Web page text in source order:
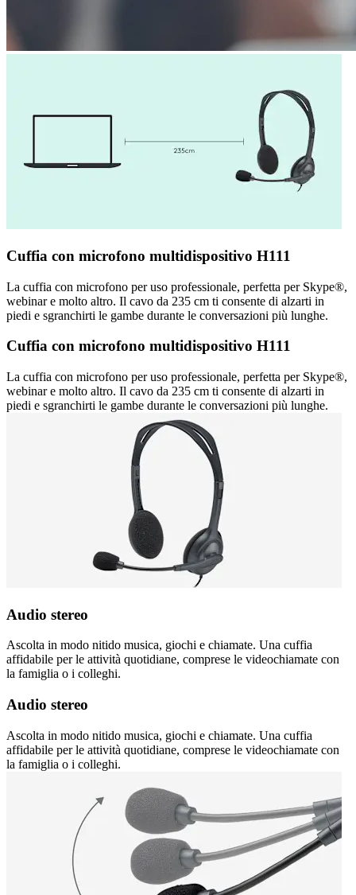
Cuffia con microfono multidispositivo H111
La cuffia con microfono per uso professionale, perfetta per Skype®,
webinar e molto altro. Il cavo da 235 cm ti consente di alzarti in
piedi e sgranchirti le gambe durante le conversazioni più lunghe.
Cuffia con microfono multidispositivo H111
La cuffia con microfono per uso professionale, perfetta per Skype®,
webinar e molto altro. Il cavo da 235 cm ti consente di alzarti in
piedi e sgranchirti le gambe durante le conversazioni più lunghe.
Audio stereo
Ascolta in modo nitido musica, giochi e chiamate. Una cuffia
affidabile per le attività quotidiane, comprese le videochiamate con
la famiglia o i colleghi.
Audio stereo
Ascolta in modo nitido musica, giochi e chiamate. Una cuffia
affidabile per le attività quotidiane, comprese le videochiamate con
la famiglia o i colleghi.